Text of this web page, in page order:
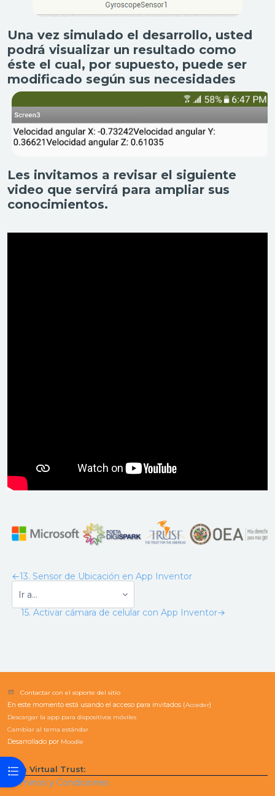
Abrir índice del curso
Una vez simulado el desarrollo, usted
podrá visualizar un resultado como
éste el cual, por supuesto, puede ser
modificado según sus necesidades
Les invitamos a revisar el siguiente
video que servirá para ampliar sus
conocimientos.
←13. Sensor de Ubicación en App Inventor
→
15. Activar cámara de celular con App Inventor
Contactar con el soporte del sitio
En este momento está usando el acceso para invitados (Acceder)
Descargar la app para dispositivos móviles
Cambiar al tema estándar
Desarrollado por Moodle
Aula Virtual Trust:
Términos y Condiciones